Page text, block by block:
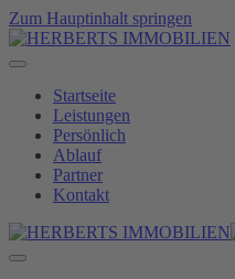
Zum Hauptinhalt springen
Startseite
Leistungen
Persönlich
Ablauf
Partner
Kontakt